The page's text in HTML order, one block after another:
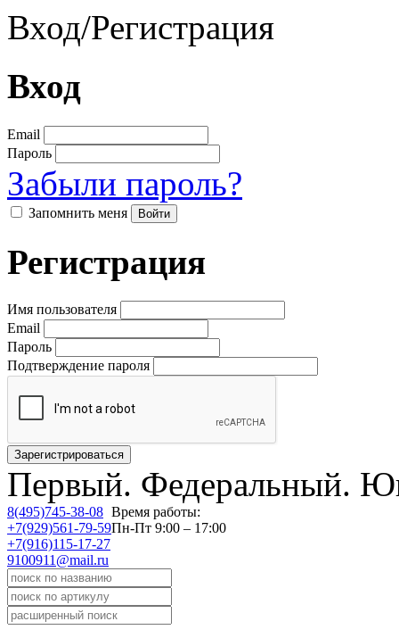
Вход/Регистрация
Вход
Email
Пароль
Забыли пароль?
Запомнить меня
Регистрация
Имя пользователя
Email
Пароль
Подтверждение пароля
Первый. Федеральный.
8(495)745-38-08
+7(929)561-79-59
+7(916)115-17-27
9100911@mail.ru
Время работы:
Пн-Пт 9:00 – 17:00